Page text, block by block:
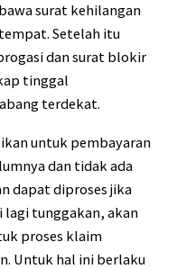
surat kehilangan
Setelah itu
dan surat blokir
tinggal
terdekat.
untuk pembayaran
dan tidak ada
dapat diproses jika
lagi tunggakan, akan
proses klaim
Untuk hal ini berlaku